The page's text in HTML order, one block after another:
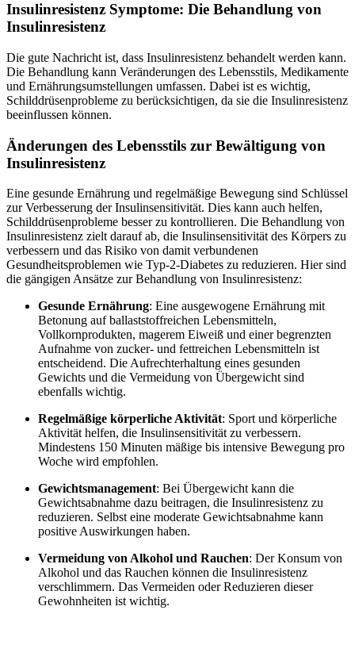
Insulinresistenz Symptome: Die Behandlung von
Insulinresistenz
Die gute Nachricht ist, dass Insulinresistenz behandelt werden kann.
Die Behandlung kann Veränderungen des Lebensstils, Medikamente
und Ernährungsumstellungen umfassen. Dabei ist es wichtig,
Schilddrüsenprobleme zu berücksichtigen, da sie die Insulinresistenz
beeinflussen können.
Änderungen des Lebensstils zur Bewältigung von
Insulinresistenz
Eine gesunde Ernährung und regelmäßige Bewegung sind Schlüssel
zur Verbesserung der Insulinsensitivität. Dies kann auch helfen,
Schilddrüsenprobleme besser zu kontrollieren. Die Behandlung von
Insulinresistenz zielt darauf ab, die Insulinsensitivität des Körpers zu
verbessern und das Risiko von damit verbundenen
Gesundheitsproblemen wie Typ-2-Diabetes zu reduzieren. Hier sind
die gängigen Ansätze zur Behandlung von Insulinresistenz:
Gesunde Ernährung: Eine ausgewogene Ernährung mit
Betonung auf ballaststoffreichen Lebensmitteln,
Vollkornprodukten, magerem Eiweiß und einer begrenzten
Aufnahme von zucker- und fettreichen Lebensmitteln ist
entscheidend. Die Aufrechterhaltung eines gesunden
Gewichts und die Vermeidung von Übergewicht sind
ebenfalls wichtig.
Regelmäßige körperliche Aktivität: Sport und körperliche
Aktivität helfen, die Insulinsensitivität zu verbessern.
Mindestens 150 Minuten mäßige bis intensive Bewegung pro
Woche wird empfohlen.
Gewichtsmanagement: Bei Übergewicht kann die
Gewichtsabnahme dazu beitragen, die Insulinresistenz zu
reduzieren. Selbst eine moderate Gewichtsabnahme kann
positive Auswirkungen haben.
Vermeidung von Alkohol und Rauchen: Der Konsum von
Alkohol und das Rauchen können die Insulinresistenz
verschlimmern. Das Vermeiden oder Reduzieren dieser
Gewohnheiten ist wichtig.